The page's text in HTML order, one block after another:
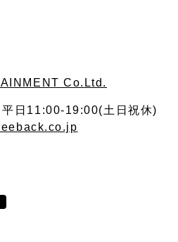
Co.Ltd.
平日11:00-19:00(土日祝休)